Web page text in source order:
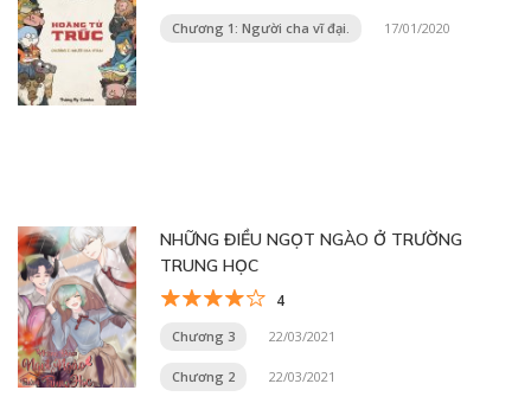
Chương 1: Người cha vĩ đại. 17/01/2020
NHỮNG ĐIỀU NGỌT NGÀO Ở TRƯỜNG
TRUNG HỌC
4
Chương 3 22/03/2021
Chương 2 22/03/2021